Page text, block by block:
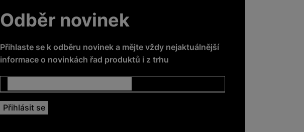
Odběr novinek
Přihlaste se k odběru novinek a mějte vždy nejaktuálnější
informace o novinkách řad produktů i z trhu